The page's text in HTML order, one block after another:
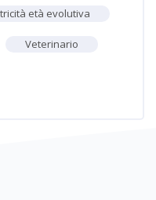
età evolutiva
Veterinario